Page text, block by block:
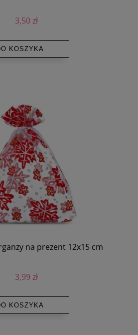
3,50 zł
KOSZYKA
na prezent 12x15 cm
3,99 zł
KOSZYKA